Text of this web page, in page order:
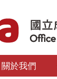
關於我們